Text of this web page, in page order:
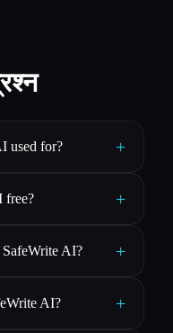
used for? +
free? +
SafeWrite AI? +
AI? +